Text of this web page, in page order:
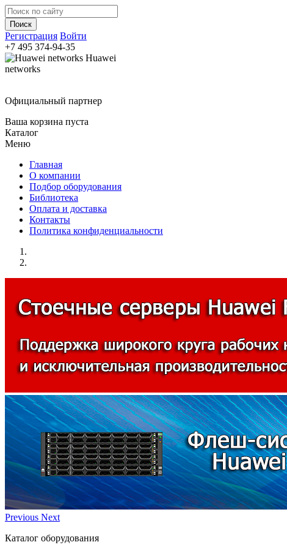
Регистрация Войти
+7 495 374-94-35
Huawei
networks
Официальный партнер
Ваша корзина пуста
Каталог
Меню
Главная
О компании
Подбор оборудования
Библиотека
Оплата и доставка
Контакты
Политика конфиденциальности
Previous Next
Каталог оборудования